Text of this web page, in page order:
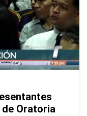
Oratoria